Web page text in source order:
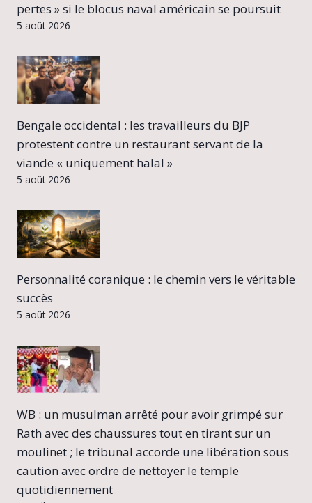
pertes » si le blocus naval américain se poursuit
5 août 2026
Bengale occidental : les travailleurs du BJP
protestent contre un restaurant servant de la
viande « uniquement halal »
5 août 2026
Personnalité coranique : le chemin vers le véritable
succès
5 août 2026
WB : un musulman arrêté pour avoir grimpé sur
Rath avec des chaussures tout en tirant sur un
moulinet ; le tribunal accorde une libération sous
caution avec ordre de nettoyer le temple
quotidiennement